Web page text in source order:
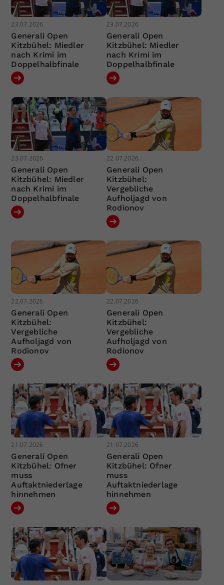
23.07.2026
Generali Open
Kitzbühel: Miedler
nach Krimi im
Doppelhalbfinale
23.07.2026
Generali Open
Kitzbühel: Miedler
nach Krimi im
Doppelhalbfinale
23.07.2026
Generali Open
Kitzbühel: Miedler
nach Krimi im
Doppelhalbfinale
22.07.2026
Generali Open
Kitzbühel:
Vergebliche
Aufholjagd von
Rodionov
22.07.2026
Generali Open
Kitzbühel:
Vergebliche
Aufholjagd von
Rodionov
22.07.2026
Generali Open
Kitzbühel:
Vergebliche
Aufholjagd von
Rodionov
21.07.2026
Generali Open
Kitzbühel: Ofner
muss
Auftaktniederlage
hinnehmen
21.07.2026
Generali Open
Kitzbühel: Ofner
muss
Auftaktniederlage
hinnehmen